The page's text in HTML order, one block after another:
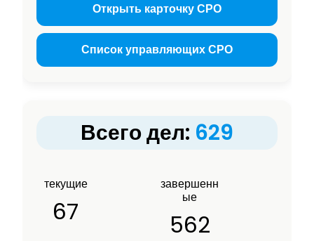
Открыть карточку СРО
Список управляющих СРО
Всего дел: 629
текущие
67
завершенн
ые
562